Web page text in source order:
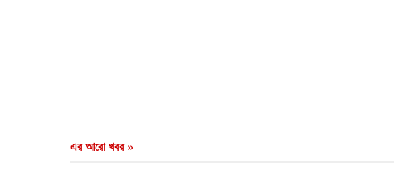
এর আরো খবর »